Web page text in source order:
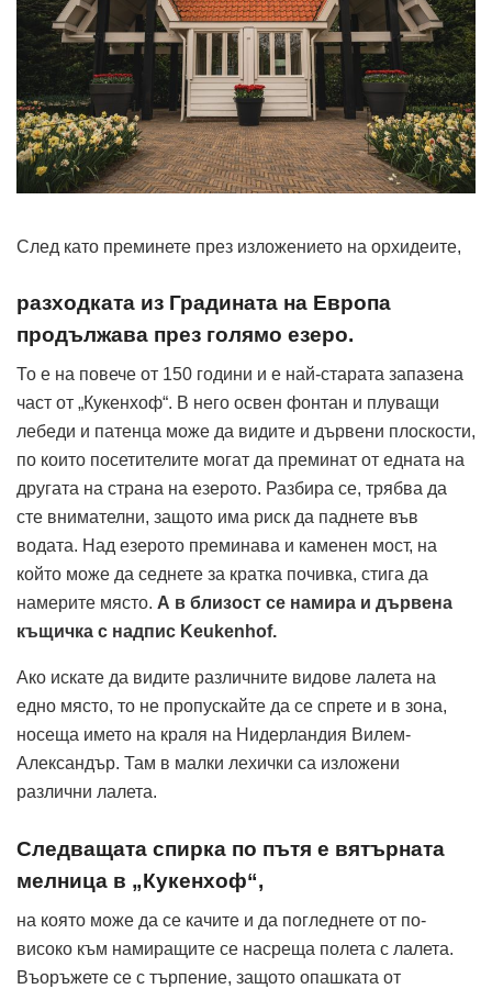
След като преминете през изложението на орхидеите,
разходката из Градината на Европа
продължава през голямо езеро.
То е на повече от 150 години и е най-старата запазена
част от „Кукенхоф“. В него освен фонтан и плуващи
лебеди и патенца може да видите и дървени плоскости,
по които посетителите могат да преминат от едната на
другата на страна на езерото. Разбира се, трябва да
сте внимателни, защото има риск да паднете във
водата. Над езерото преминава и каменен мост, на
който може да седнете за кратка почивка, стига да
намерите място. А в близост се намира и дървена
къщичка с надпис Keukenhof.
Ако искате да видите различните видове лалета на
едно място, то не пропускайте да се спрете и в зона,
носеща името на краля на Нидерландия Вилем-
Александър. Там в малки лехички са изложени
различни лалета.
Следващата спирка по пътя е вятърната
мелница в „Кукенхоф“,
на която може да се качите и да погледнете от по-
високо към намиращите се насреща полета с лалета.
Въоръжете се с търпение, защото опашката от